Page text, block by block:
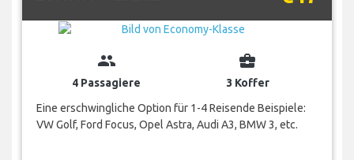
group
4 Passagiere
business_center
3 Koffer
Eine erschwingliche Option für 1-4 Reisende Beispiele:
VW Golf, Ford Focus, Opel Astra, Audi A3, BMW 3, etc.